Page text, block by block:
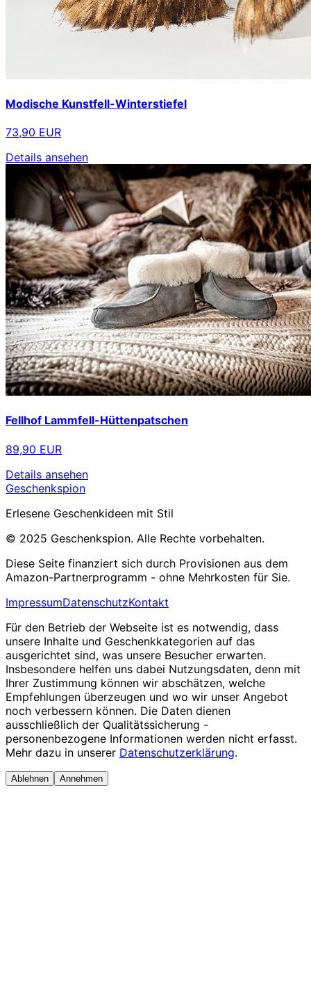
Modische Kunstfell-Winterstiefel
73,90 EUR
Details ansehen
Fellhof Lammfell-Hüttenpatschen
89,90 EUR
Details ansehen
Geschenkspion
Erlesene Geschenkideen mit Stil
© 2025 Geschenkspion. Alle Rechte vorbehalten.
Diese Seite finanziert sich durch Provisionen aus dem
Amazon-Partnerprogramm - ohne Mehrkosten für Sie.
ImpressumDatenschutzKontakt
Für den Betrieb der Webseite ist es notwendig, dass
unsere Inhalte und Geschenkkategorien auf das
ausgerichtet sind, was unsere Besucher erwarten.
Insbesondere helfen uns dabei Nutzungsdaten, denn mit
Ihrer Zustimmung können wir abschätzen, welche
Empfehlungen überzeugen und wo wir unser Angebot
noch verbessern können. Die Daten dienen
ausschließlich der Qualitätssicherung -
personenbezogene Informationen werden nicht erfasst.
Mehr dazu in unserer Datenschutzerklärung.
Ablehnen Annehmen